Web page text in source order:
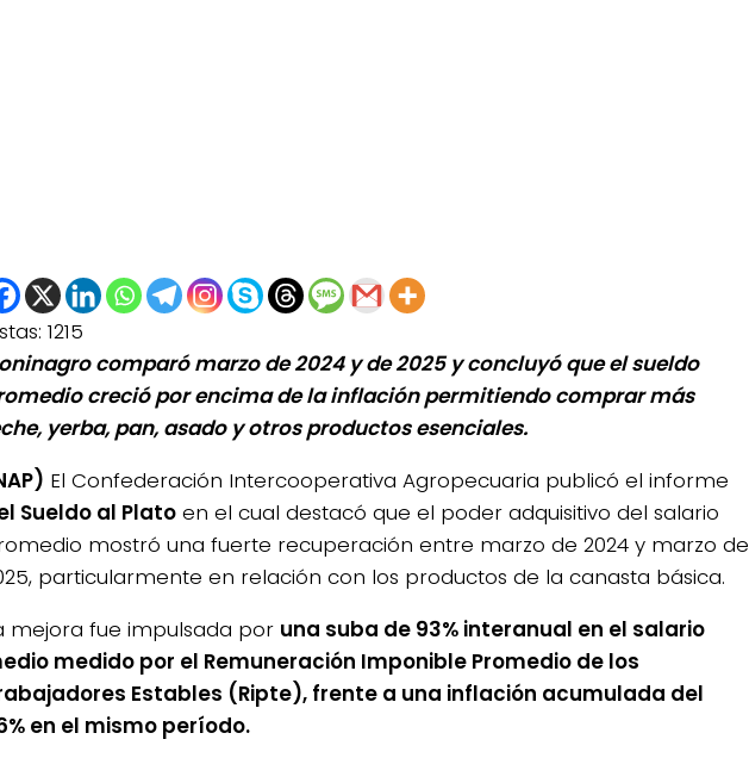
1215
comparó marzo de 2024 y de 2025 y concluyó que el sueldo
creció por encima de la inflación permitiendo comprar más
yerba, pan, asado y otros productos esenciales.
El Confederación Intercooperativa Agropecuaria publicó el informe
Sueldo al Plato en el cual destacó que el poder adquisitivo del salario
mostró una fuerte recuperación entre marzo de 2024 y marzo de
particularmente en relación con los productos de la canasta básica.
mejora fue impulsada por una suba de 93% interanual en el salario
medido por el Remuneración Imponible Promedio de los
Estables (Ripte), frente a una inflación acumulada del
en el mismo período.